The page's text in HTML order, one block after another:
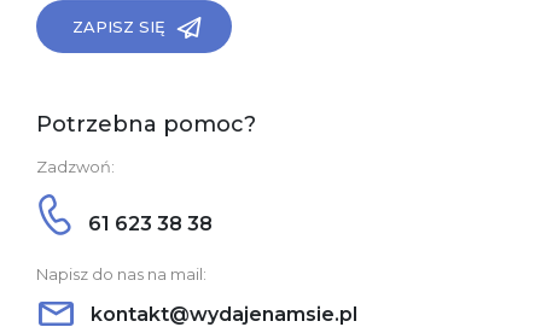
ZAPISZ SIĘ
Potrzebna pomoc?
Zadzwoń:
61 623 38 38
Napisz do nas na mail:
kontakt@wydajenamsie.pl